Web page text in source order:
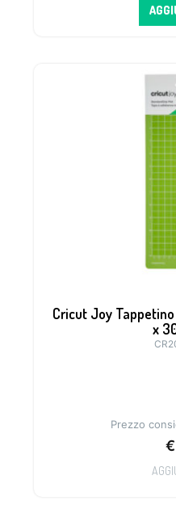
Cricut Joy Tappetino
x
Prezzo
€